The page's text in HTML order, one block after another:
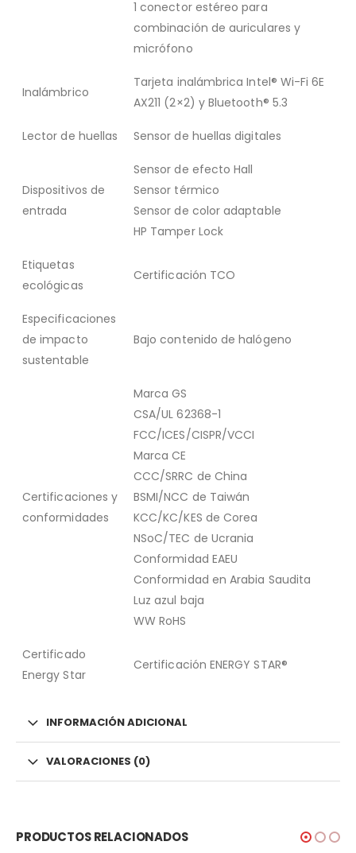
1 conector estéreo para
combinación de auriculares y
micrófono
Inalámbrico
Tarjeta inalámbrica Intel® Wi-Fi 6E
AX211 (2×2) y Bluetooth® 5.3
Lector de huellas Sensor de huellas digitales
Dispositivos de
entrada
Sensor de efecto Hall
Sensor térmico
Sensor de color adaptable
HP Tamper Lock
Etiquetas
ecológicas
Certificación TCO
Especificaciones
de impacto
sustentable
Bajo contenido de halógeno
Certificaciones y
conformidades
Marca GS
CSA/UL 62368-1
FCC/ICES/CISPR/VCCI
Marca CE
CCC/SRRC de China
BSMI/NCC de Taiwán
KCC/KC/KES de Corea
NSoC/TEC de Ucrania
Conformidad EAEU
Conformidad en Arabia Saudita
Luz azul baja
WW RoHS
Certificado
Energy Star
Certificación ENERGY STAR®
INFORMACIÓN ADICIONAL
VALORACIONES (0)
PRODUCTOS RELACIONADOS